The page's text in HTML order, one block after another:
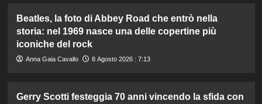
Beatles, la foto di Abbey Road che entrò nella
storia: nel 1969 nasce una delle copertine più
iconiche del rock
Anna Gaia Cavallo 8 Agosto 2026 : 7:13
Gerry Scotti festeggia 70 anni vincendo la sfida con